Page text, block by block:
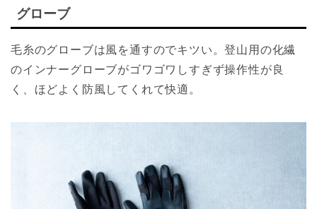
グローブ
毛糸のグローブは風を通すのでキツい。登山用の化繊
のインナーグローブがゴワゴワしすぎず操作性が良
く、ほどよく防風してくれて快適。